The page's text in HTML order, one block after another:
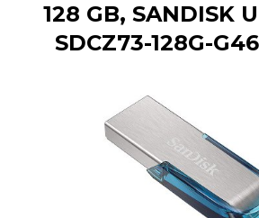
128 GB, SANDISK
SDCZ73-128G-